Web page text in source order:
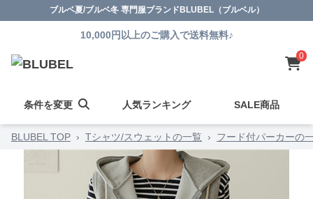
ブルベ夏/ブルベ冬 専門服ブランドBLUBEL（ブルベル）
10,000円以上のご購入で送料無料♪
0
条件を変更 人気ランキング SALE商品
BLUBEL TOP › Tシャツ/スウェットの一覧 › フード付パーカーの